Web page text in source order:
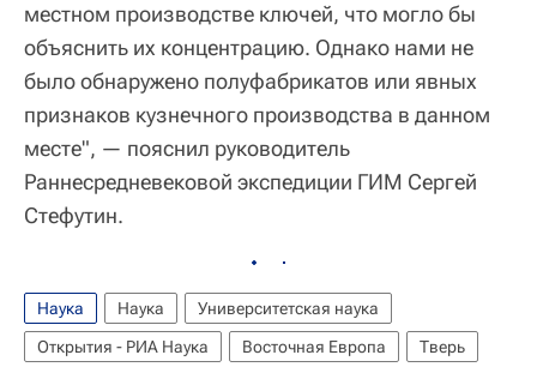
местном производстве ключей, что могло бы
объяснить их концентрацию. Однако нами не
было обнаружено полуфабрикатов или явных
признаков кузнечного производства в данном
месте", — пояснил руководитель
Раннесредневековой экспедиции ГИМ Сергей
Стефутин.
Наука Наука
Университетская наука
Открытия - РИА Наука
Восточная Европа
Тверь